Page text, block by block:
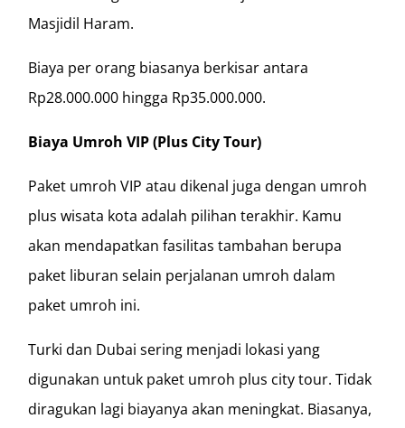
Masjidil Haram.
Biaya per orang biasanya berkisar antara
Rp28.000.000 hingga Rp35.000.000.
Biaya Umroh VIP (Plus City Tour)
Paket umroh VIP atau dikenal juga dengan umroh
plus wisata kota adalah pilihan terakhir. Kamu
akan mendapatkan fasilitas tambahan berupa
paket liburan selain perjalanan umroh dalam
paket umroh ini.
Turki dan Dubai sering menjadi lokasi yang
digunakan untuk paket umroh plus city tour. Tidak
diragukan lagi biayanya akan meningkat. Biasanya,